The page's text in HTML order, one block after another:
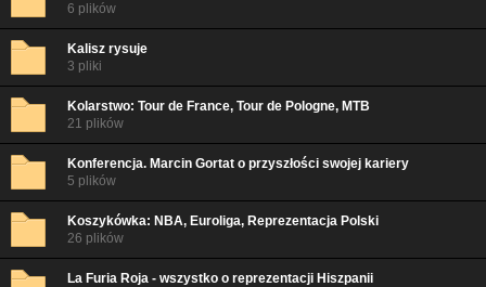
6 plików
Kalisz rysuje
3 pliki
Kolarstwo: Tour de France, Tour de Pologne, MTB
21 plików
Konferencja. Marcin Gortat o przyszłości swojej kariery
5 plików
Koszykówka: NBA, Euroliga, Reprezentacja Polski
26 plików
La Furia Roja - wszystko o reprezentacji Hiszpanii